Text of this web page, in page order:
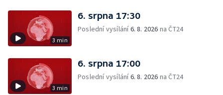
3 min
6. srpna 17:30
Poslední vysílání6. 8. 2026 na ČT24
3 min
6. srpna 17:00
Poslední vysílání6. 8. 2026 na ČT24